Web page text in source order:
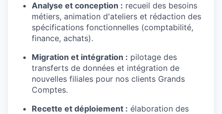
Analyse et conception : recueil des besoins
métiers, animation d'ateliers et rédaction des
spécifications fonctionnelles (comptabilité,
finance, achats).
Migration et intégration : pilotage des
transferts de données et intégration de
nouvelles filiales pour nos clients Grands
Comptes.
Recette et déploiement : élaboration des